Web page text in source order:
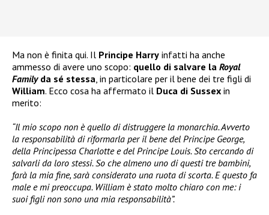
Ma non è finita qui. Il Principe Harry infatti ha anche
ammesso di avere uno scopo: quello di salvare la Royal
Familyda sé stessa , in particolare per il bene dei tre figli di
William. Ecco cosa ha affermato il Duca di Sussex in
merito:
“Il mio scopo non è quello di distruggere la monarchia. Avverto
la responsabilità di riformarla per il bene del Principe George,
della Principessa Charlotte e del Principe Louis. Sto cercando di
salvarli da loro stessi. So che almeno uno di questi tre bambini,
farà la mia fine, sarà considerato una ruota di scorta. E questo fa
male e mi preoccupa. William è stato molto chiaro con me: i
suoi figli non sono una mia responsabilità”.